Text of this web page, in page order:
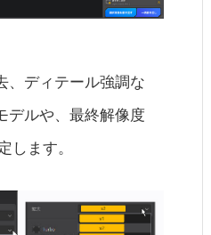
、ディテール強調な
デルや、最終解像度
します。